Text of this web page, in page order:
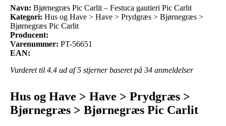
Navn: Bjørnegræs Pic Carlit – Festuca gautieri Pic Carlit
Kategori: Hus og Have > Have > Prydgræs > Bjørnegræs >
Bjørnegræs Pic Carlit
Producent:
Varenummer: PT-56651
EAN:
Vurderet til 4.4 ud af 5 stjerner baseret på 34 anmeldelser
Hus og Have > Have > Prydgræs >
Bjørnegræs > Bjørnegræs Pic Carlit